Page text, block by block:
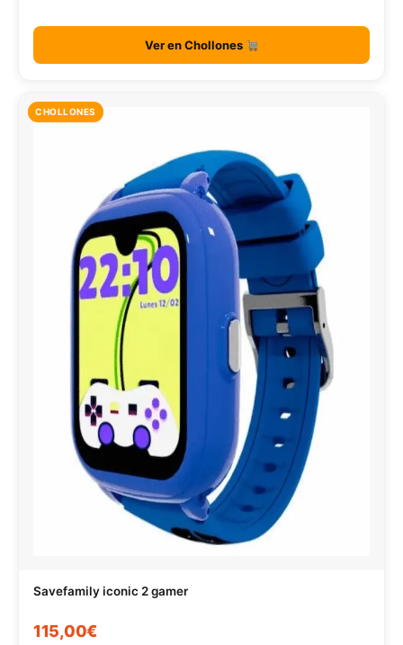
Ver en Chollones
CHOLLONES
Savefamily iconic 2 gamer
115,00€